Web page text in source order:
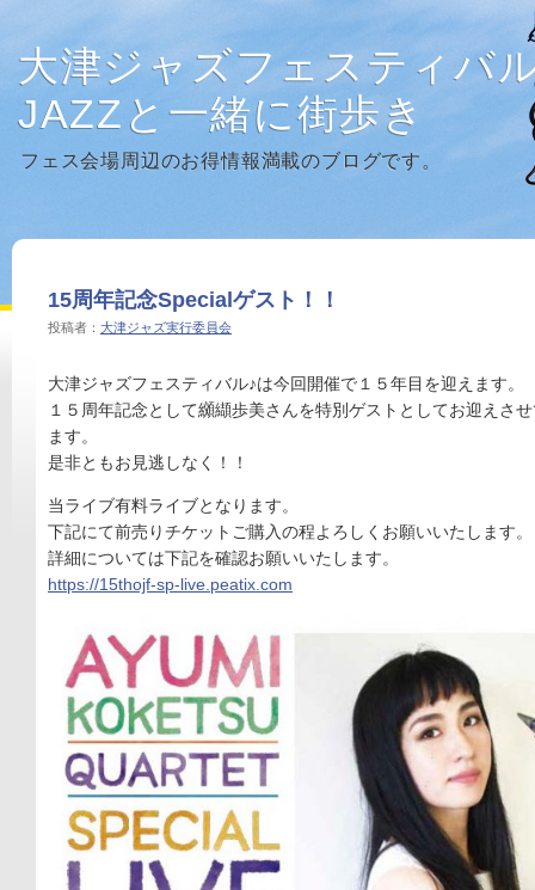
大津ジャズフェスティバ
JAZZと一緒に街歩き
フェス会場周辺のお得情報満載のブログです。
15周年記念Specialゲスト！！
投稿者： 大津ジャズ実行委員会
大津ジャズフェスティバル♪は今回開催で１５年目を迎えます。
１５周年記念として纐纈歩美さんを特別ゲストとしてお迎えさ
ます。
是非ともお見逃しなく！！
当ライブ有料ライブとなります。
下記にて前売りチケットご購入の程よろしくお願いいたします。
詳細については下記を確認お願いいたします。
https://15thojf-sp-live.peatix.com